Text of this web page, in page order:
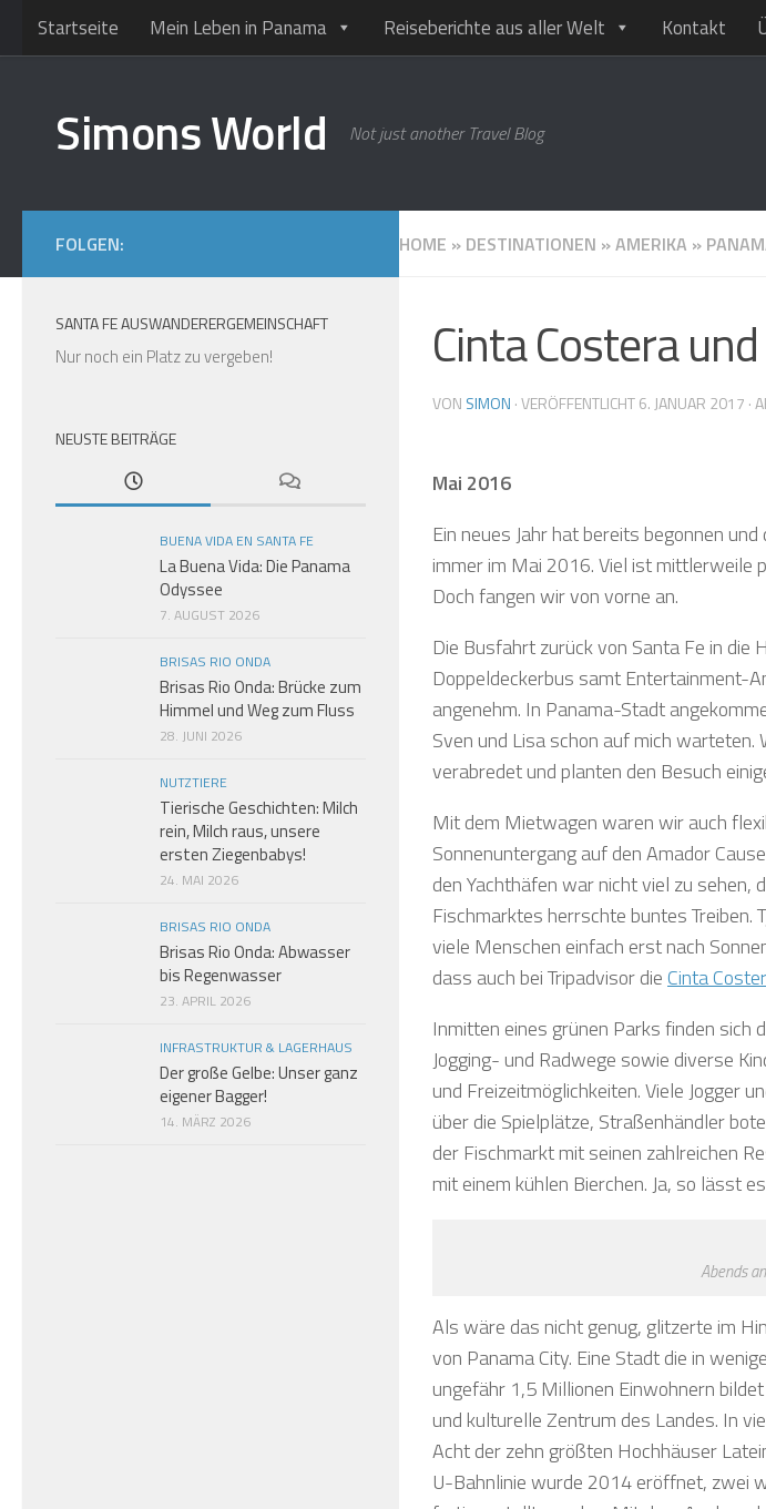
Unter dem Inhalt
Startseite Mein Leben in Panama Reiseberichte aus aller Welt Kontakt
Simons World Not just another Travel Blog
HOME » DESTINATIONEN »AMERIKA »
Cinta Costera
VON SIMON · VERÖFFENTLICHT6. JANUAR 2017 ·
Mai 2016
Ein neues Jahr hat bereits begonnen
immer im Mai 2016. Viel ist mittlerweile
Doch fangen wir von vorne an.
Die Busfahrt zurück von Santa Fe in
Doppeldeckerbus samt Entertainment-
angenehm. In Panama-Stadt
Sven und Lisa schon auf mich warteten.
verabredet und planten den Besuch
Mit dem Mietwagen waren wir auch
Sonnenuntergang auf den Amador
den Yachthäfen war nicht viel zu sehen,
Fischmarktes herrschte buntes Treiben.
viele Menschen einfach erst nach
dass auch bei Tripadvisor dieCinta
Inmitten eines grünen Parks finden
Jogging- und Radwege sowie diverse
und Freizeitmöglichkeiten. Viele Jogger
über die Spielplätze, Straßenhändler
der Fischmarkt mit seinen zahlreichen
mit einem kühlen Bierchen. Ja, so lässt
Abends
Als wäre das nicht genug, glitzerte im
von Panama City. Eine Stadt die in
ungefähr 1,5 Millionen Einwohnern
und kulturelle Zentrum des Landes. In
Acht der zehn größten Hochhäuser
U-Bahnlinie wurde 2014 eröffnet, zwei
FOLGEN:
SANTA FE AUSWANDERERGEMEINSCHAFT
Nur noch ein Platz zu vergeben!
NEUSTE BEITRÄGE
BUENA VIDA EN SANTA FE
La Buena Vida: Die Panama
Odyssee
7. AUGUST 2026
BRISAS RIO ONDA
Brisas Rio Onda: Brücke zum
Himmel und Weg zum Fluss
28. JUNI 2026
NUTZTIERE
Tierische Geschichten: Milch
rein, Milch raus, unsere
ersten Ziegenbabys!
24. MAI 2026
BRISAS RIO ONDA
Brisas Rio Onda: Abwasser
bis Regenwasser
23. APRIL 2026
INFRASTRUKTUR & LAGERHAUS
Der große Gelbe: Unser ganz
eigener Bagger!
14. MÄRZ 2026